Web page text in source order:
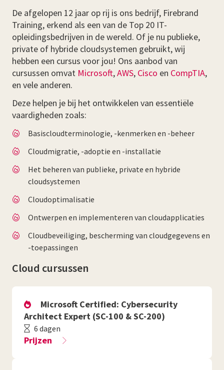
De afgelopen 12 jaar op rij is ons bedrijf, Firebrand
Training, erkend als een van de Top 20 IT-
opleidingsbedrijven in de wereld. Of je nu publieke,
private of hybride cloudsystemen gebruikt, wij
hebben een cursus voor jou! Ons aanbod van
cursussen omvat Microsoft,AWS, Cisco en CompTIA,
en vele anderen.
Deze helpen je bij het ontwikkelen van essentiële
vaardigheden zoals:
Basiscloudterminologie, -kenmerken en -beheer
Cloudmigratie, -adoptie en -installatie
Het beheren van publieke, private en hybride
cloudsystemen
Cloudoptimalisatie
Ontwerpen en implementeren van cloudapplicaties
Cloudbeveiliging, bescherming van cloudgegevens en
-toepassingen
Cloud cursussen
Microsoft Certified: Cybersecurity
Architect Expert (SC-100 & SC-200)
6 dagen
Prijzen